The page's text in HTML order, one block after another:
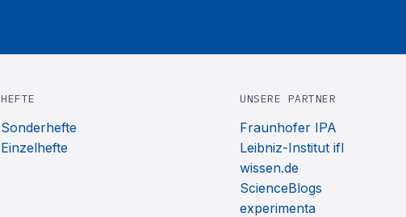
HEFTE
Sonderhefte
Einzelhefte
UNSERE PARTNER
Fraunhofer IPA
Leibniz-Institut ifl
wissen.de
ScienceBlogs
experimenta